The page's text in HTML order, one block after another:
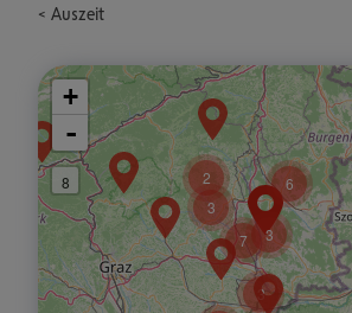
Auszeit
3
6
3
2
3
7
+
-
8